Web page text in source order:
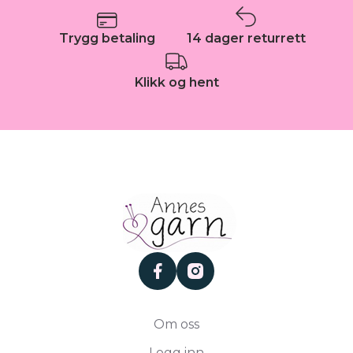
Trygg betaling 14 dager returrett
Klikk og hent
facebookinstagram
Om oss